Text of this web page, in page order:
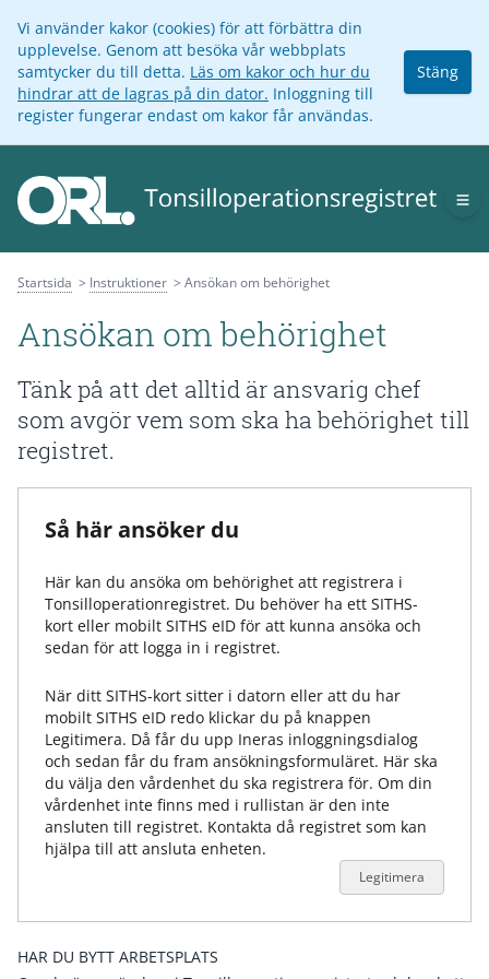
Vi använder kakor (cookies) för att förbättra din
upplevelse. Genom att besöka vår webbplats
samtycker du till detta. Läs om kakor och hur du
hindrar att de lagras på din dator. Inloggning till
register fungerar endast om kakor får användas.
Stäng
Startsida Instruktioner Ansökan om behörighet
Ansökan om behörighet
Tänk på att det alltid är ansvarig chef
som avgör vem som ska ha behörighet till
registret.
Så här ansöker du
Här kan du ansöka om behörighet att registrera i
Tonsilloperationregistret. Du behöver ha ett SITHS-
kort eller mobilt SITHS eID för att kunna ansöka och
sedan för att logga in i registret.
När ditt SITHS-kort sitter i datorn eller att du har
mobilt SITHS eID redo klickar du på knappen
Legitimera. Då får du upp Ineras inloggningsdialog
och sedan får du fram ansökningsformuläret. Här ska
du välja den vårdenhet du ska registrera för. Om din
vårdenhet inte finns med i rullistan är den inte
ansluten till registret. Kontakta då registret som kan
hjälpa till att ansluta enheten.
Legitimera
HAR DU BYTT ARBETSPLATS